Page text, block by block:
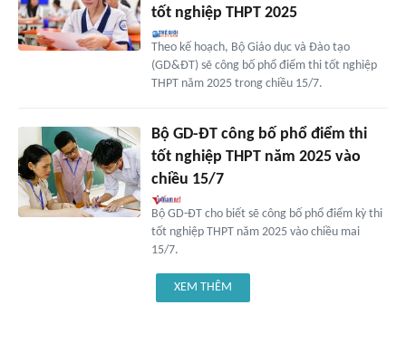
tốt nghiệp THPT 2025
Theo kế hoạch, Bộ Giáo dục và Đào tạo
(GD&ĐT) sẽ công bố phổ điểm thi tốt nghiệp
THPT năm 2025 trong chiều 15/7.
Bộ GD-ĐT công bố phổ điểm thi
tốt nghiệp THPT năm 2025 vào
chiều 15/7
Bộ GD-ĐT cho biết sẽ công bố phổ điểm kỳ thi
tốt nghiệp THPT năm 2025 vào chiều mai
15/7.
XEM THÊM